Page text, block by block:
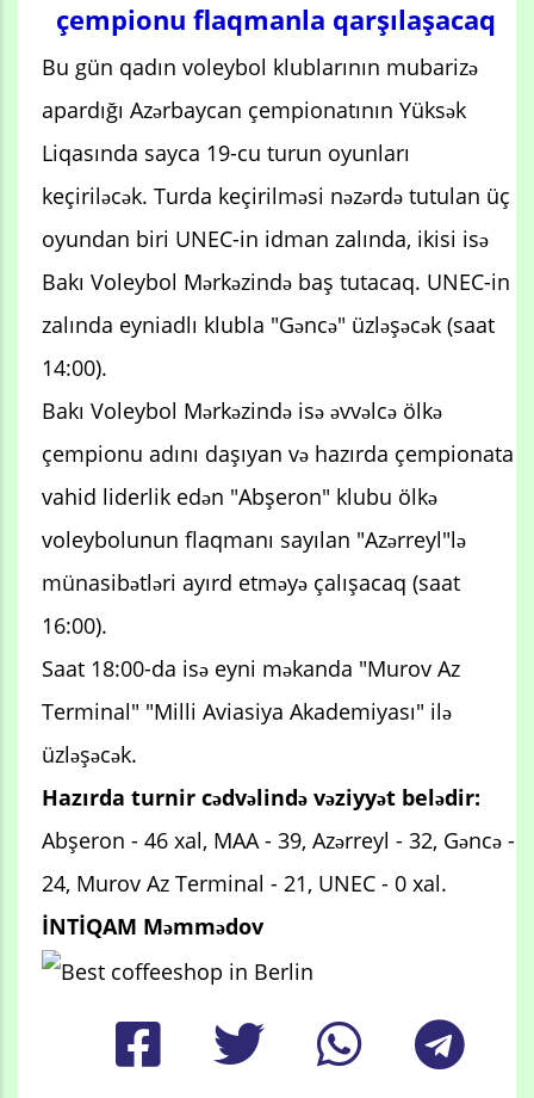
çempionu flaqmanla qarşılaşacaq
Bu gün qadın voleybol klublarının mubarizə
apardığı Azərbaycan çempionatının Yüksək
Liqasında sayca 19-cu turun oyunları
keçiriləcək. Turda keçirilməsi nəzərdə tutulan üç
oyundan biri UNEC-in idman zalında, ikisi isə
Bakı Voleybol Mərkəzində baş tutacaq. UNEC-in
zalında eyniadlı klubla "Gəncə" üzləşəcək (saat
14:00).
Bakı Voleybol Mərkəzində isə əvvəlcə ölkə
çempionu adını daşıyan və hazırda çempionata
vahid liderlik edən "Abşeron" klubu ölkə
voleybolunun flaqmanı sayılan "Azərreyl"lə
münasibətləri ayırd etməyə çalışacaq (saat
16:00).
Saat 18:00-da isə eyni məkanda "Murov Az
Terminal" "Milli Aviasiya Akademiyası" ilə
üzləşəcək.
Hazırda turnir cədvəlində vəziyyət belədir:
Abşeron - 46 xal, MAA - 39, Azərreyl - 32, Gəncə -
24, Murov Az Terminal - 21, UNEC - 0 xal.
İNTİQAM Məmmədov